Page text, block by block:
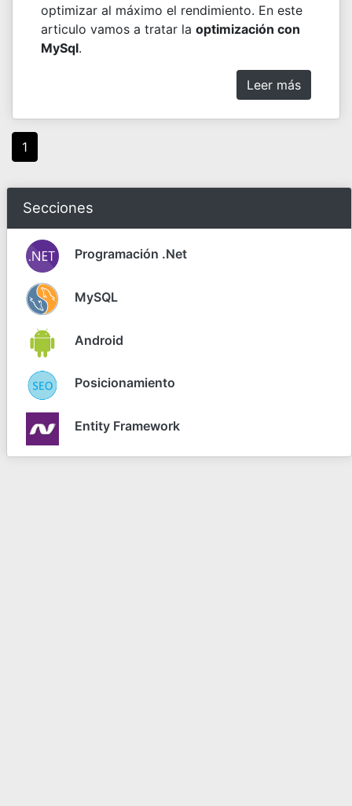
optimizar al máximo el rendimiento. En este
articulo vamos a tratar la optimización con
MySql.
Leer más
1
Secciones
Programación .Net
MySQL
Android
Posicionamiento
Entity Framework